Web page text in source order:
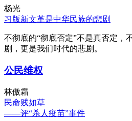
杨光
习版新文革是中华民族的悲剧
不彻底的“彻底否定”不是真否定，
剧，更是我们时代的悲剧。
公民维权
林傲霜
民命贱如草
——评“杀人疫苗”事件